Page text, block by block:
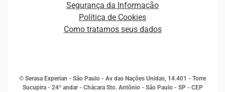
Empreendedorismo
Estudos e Pesquisas
Inovação e Tecnologia
Sala de Imprensa
Segurança da Informação
Política de Cookies
Como tratamos seus dados
© Serasa Experian - São Paulo - Av das Nações Unidas, 14.401 - Torre
Sucupira - 24º andar - Chácara Sto. Antônio - São Paulo - SP - CEP